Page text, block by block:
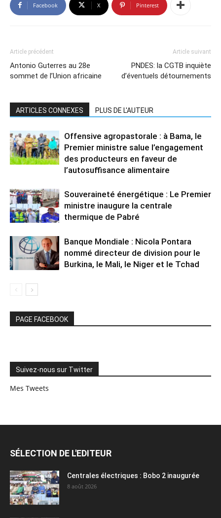
Facebook X Pinterest
Article précédent
Antonio Guterres au 28e
sommet de l’Union africaine
Article suivant
PNDES: la CGTB inquiète
d’éventuels détournements
ARTICLES CONNEXES PLUS DE L'AUTEUR
Offensive agropastorale : à Bama, le
Premier ministre salue l’engagement
des producteurs en faveur de
l’autosuffisance alimentaire
Souveraineté énergétique : Le Premier
ministre inaugure la centrale
thermique de Pabré
Banque Mondiale : Nicola Pontara
nommé directeur de division pour le
Burkina, le Mali, le Niger et le Tchad
PAGE FACEBOOK
Suivez-nous sur Twitter
Mes Tweets
SÉLECTION DE L'EDITEUR
Centrales électriques : Bobo 2 inaugurée
8 août 2026